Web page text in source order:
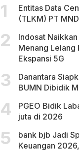
Entitas Data
(TLKM) PT
Indosat
Menang Lelang
Ekspansi 5G
Danantara
BUMN Dibidik
PGEO Bidik
juta di 2026
bank bjb Jadi
Keuangan